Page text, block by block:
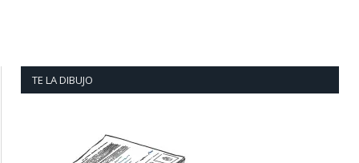
TE LA DIBUJO